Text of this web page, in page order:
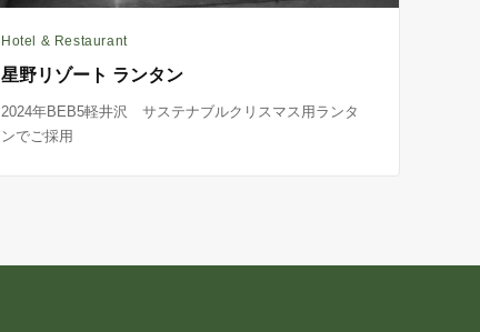
Hotel & Restaurant
星野リゾート ランタン
2024年BEB5軽井沢 サステナブルクリスマス用ランタ
ンでご採用